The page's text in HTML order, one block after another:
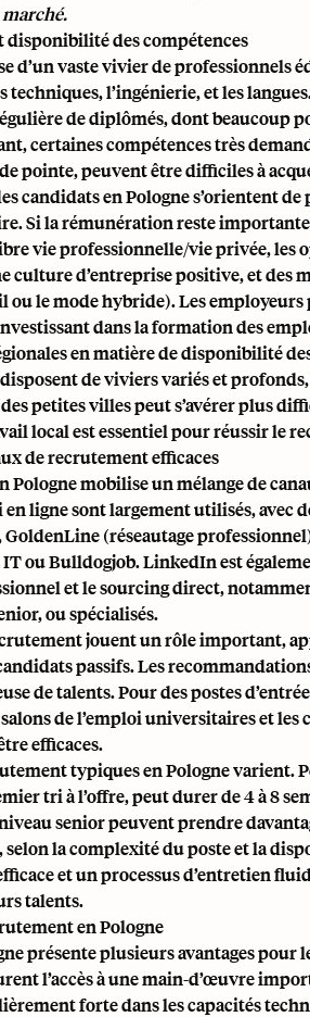
disponibilité des compétences
d’un vaste vivier de professionnels
techniques, l’ingénierie, et les
de diplômés, dont beaucoup
certaines compétences très
pointe, peuvent être difficiles à
candidats en Pologne s’orientent
Si la rémunération reste
vie professionnelle/vie privée,
culture d’entreprise positive, et des
ou le mode hybride). Les
dans la formation des
en matière de disponibilité
de viviers variés et
petites villes peut s’avérer plus
local est essentiel pour réussir le
de recrutement efficaces
Pologne mobilise un mélange de
en ligne sont largement utilisés, avec
(réseautage
ou Bulldogjob. LinkedIn est
et le sourcing direct,
ou spécialisés.
jouent un rôle important,
passifs. Les
de talents. Pour des postes
de l’emploi universitaires et les
efficaces.
typiques en Pologne varient.
tri à l’offre, peut durer de 4 à 8
senior peuvent prendre
selon la complexité du poste et la
et un processus d’entretien
talents.
en Pologne
présente plusieurs avantages pour
l’accès à une main-d’œuvre
forte dans les capacités